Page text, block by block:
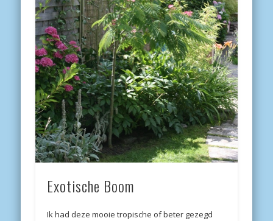
Exotische Boom
Ik had deze mooie tropische of beter gezegd